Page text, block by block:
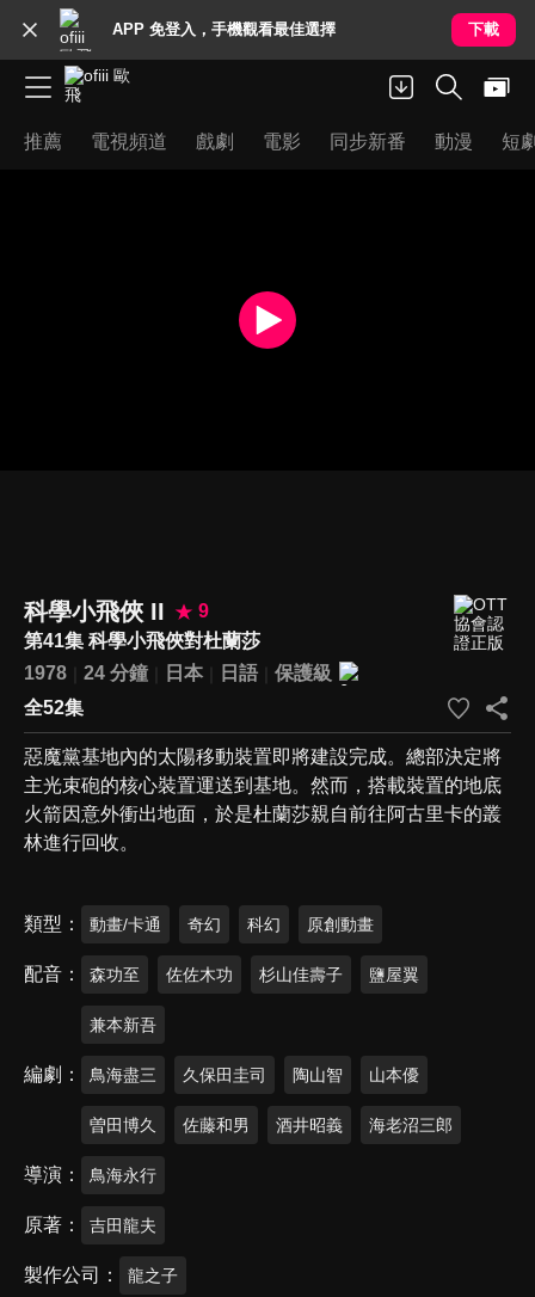
APP 免登入，手機觀看最佳選擇 下載
推薦 電視頻道 戲劇 電影 同步新番 動漫 短
科學小飛俠 II
9
第41集 科學小飛俠對杜蘭莎
1978
24 分鐘 日本 日語
保護級
全52集
惡魔黨基地內的太陽移動裝置即將建設完成。總部決定將
主光束砲的核心裝置運送到基地。然而，搭載裝置的地底
火箭因意外衝出地面，於是杜蘭莎親自前往阿古里卡的叢
林進行回收。
類型 動畫/卡通 奇幻 科幻 原創動畫
配音 森功至 佐佐木功 杉山佳壽子 鹽屋翼
兼本新吾
編劇 鳥海盡三 久保田圭司 陶山智 山本優
曽田博久 佐藤和男 酒井昭義 海老沼三郎
導演 鳥海永行
原著 吉田龍夫
製作公司 龍之子